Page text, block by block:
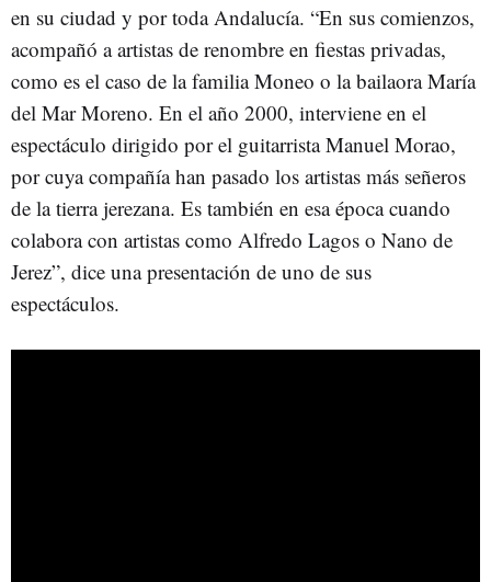
en su ciudad y por toda Andalucía. “En sus comienzos,
acompañó a artistas de renombre en fiestas privadas,
como es el caso de la familia Moneo o la bailaora María
del Mar Moreno. En el año 2000, interviene en el
espectáculo dirigido por el guitarrista Manuel Morao,
por cuya compañía han pasado los artistas más señeros
de la tierra jerezana. Es también en esa época cuando
colabora con artistas como Alfredo Lagos o Nano de
Jerez”, dice una presentación de uno de sus
espectáculos.